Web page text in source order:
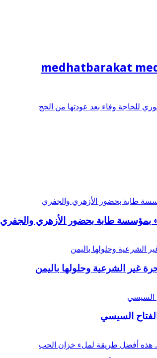
medhatbarakat
للحاجة وفاء بعد عودتها من الحج
طابة بحضور الأزهري والجفري
غير الشرعية وحلولها باليمن
السيسي